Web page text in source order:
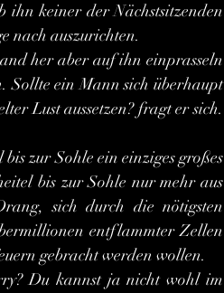
ihn keiner der Nächstsitzenden
nach auszurichten.
Sollte ein Mann sich überhaupt
Lust aussetzen? fragt er sich.
bis zur Sohle nur mehr aus
sich durch die nötigsten
entflammter Zellen
gebracht werden wollen.